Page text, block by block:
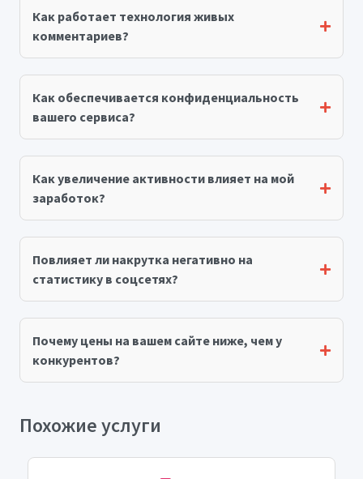
Как работает технология живых
комментариев?
Как обеспечивается конфиденциальность
вашего сервиса?
Как увеличение активности влияет на мой
заработок?
Повлияет ли накрутка негативно на
статистику в соцсетях?
Почему цены на вашем сайте ниже, чем у
конкурентов?
Похожие услуги